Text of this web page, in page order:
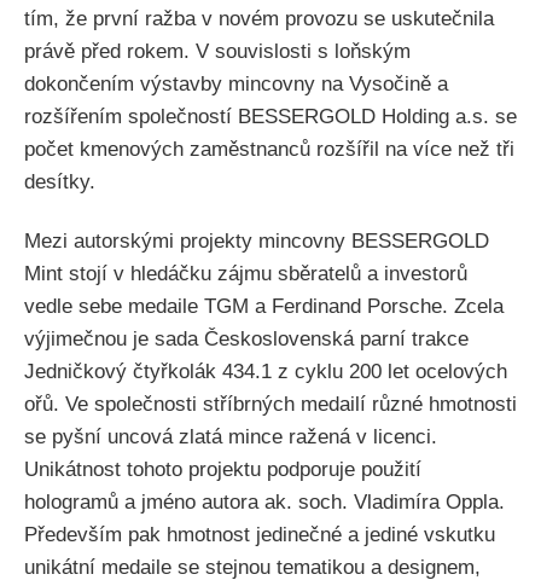
tím, že první ražba v novém provozu se uskutečnila
právě před rokem. V souvislosti s loňským
dokončením výstavby mincovny na Vysočině a
rozšířením společností BESSERGOLD Holding a.s. se
počet kmenových zaměstnanců rozšířil na více než tři
desítky.
Mezi autorskými projekty mincovny BESSERGOLD
Mint stojí v hledáčku zájmu sběratelů a investorů
vedle sebe medaile TGM a Ferdinand Porsche. Zcela
výjimečnou je sada Československá parní trakce
Jedničkový čtyřkolák 434.1 z cyklu 200 let ocelových
ořů. Ve společnosti stříbrných medailí různé hmotnosti
se pyšní uncová zlatá mince ražená v licenci.
Unikátnost tohoto projektu podporuje použití
hologramů a jméno autora ak. soch. Vladimíra Oppla.
Především pak hmotnost jedinečné a jediné vskutku
unikátní medaile se stejnou tematikou a designem,